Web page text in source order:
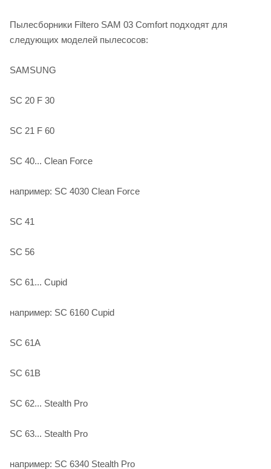
Пылесборники Filtero SAM 03 Comfort подходят для
следующих моделей пылесосов:
SAMSUNG
SC 20 F 30
SC 21 F 60
SC 40... Clean Force
например: SC 4030 Clean Force
SC 41
SC 56
SC 61... Cupid
например: SC 6160 Cupid
SC 61A
SC 61B
SC 62... Stealth Pro
SC 63... Stealth Pro
например: SC 6340 Stealth Pro